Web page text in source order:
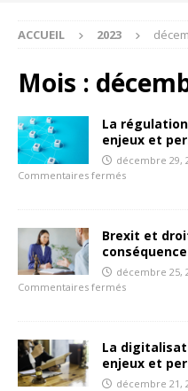
ACCUEIL 2023
Mois :
La
enjeux et
décembre 29,
Commentaires fermés
Brexit et
décembre 25,
Commentaires fermés
La
enjeux et
décembre 21,